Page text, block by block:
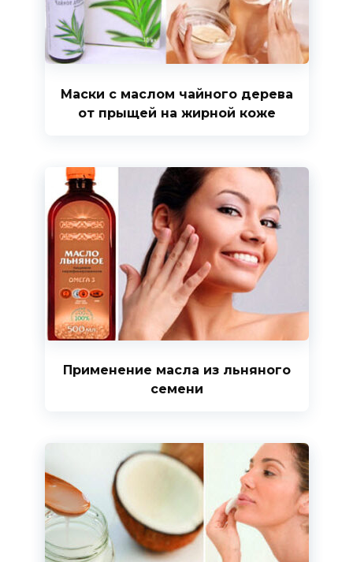
Маски с маслом чайного дерева
от прыщей на жирной коже
Применение масла из льняного
семени